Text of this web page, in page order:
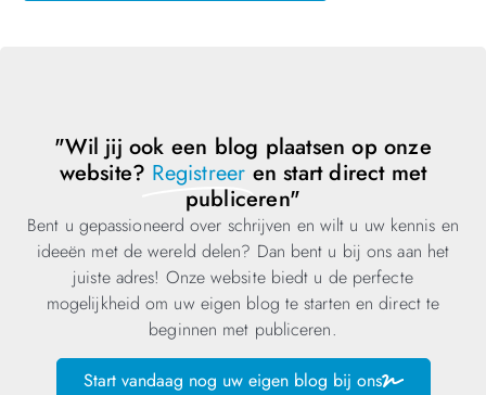
"Wil jij ook een blog plaatsen op onze
website? Registreer en start direct met
publiceren"
Bent u gepassioneerd over schrijven en wilt u uw kennis en
ideeën met de wereld delen? Dan bent u bij ons aan het
juiste adres! Onze website biedt u de perfecte
mogelijkheid om uw eigen blog te starten en direct te
beginnen met publiceren.
Start vandaag nog uw eigen blog bij ons